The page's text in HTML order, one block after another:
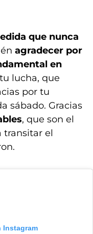
que nunca
agradecer por
en
lucha, que
por tu
sábado. Gracias
, que son el
transitar el
Instagram